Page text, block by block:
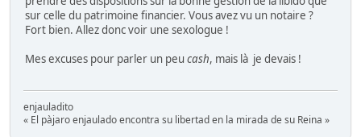
sur celle du patrimoine financier. Vous avez vu un notaire ?
Fort bien. Allez donc voir une sexologue !
Mes excuses pour parler un peu cash, mais là je devais !
enjauladito
« El pàjaro enjaulado encontra su libertad en la mirada de su Reina »